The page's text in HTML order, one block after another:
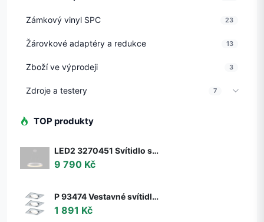
Zámkový vinyl SPC 23
Žárovkové adaptéry a redukce 13
Zboží ve výprodeji 3
Zdroje a testery 7
TOP produkty
LED2 3270451 Svítidlo stropní závěsné LED2 BELLA 60 P-Z, W 50W 2CCT 3000K/4000K - ON/OFF - nestmívatelné - LED2 Lighting
9 790 Kč
P 93474 Vestavné svítidlo LED Nova hranaté 3x6,5W GU10 hliník broušený nastavitelné 3-krokové-stmívatelné - PAULMANN
1 891 Kč